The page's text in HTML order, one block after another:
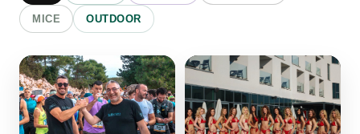
MICE OUTDOOR